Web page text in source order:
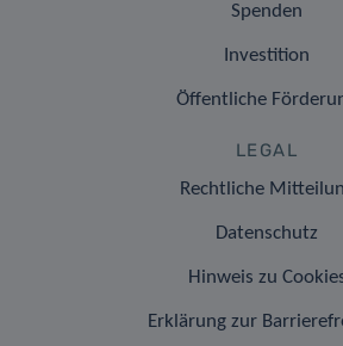
Spenden
Investition
Öffentliche
LEGAL
Rechtliche
Datenschutz
Hinweis zu
Erklärung zur